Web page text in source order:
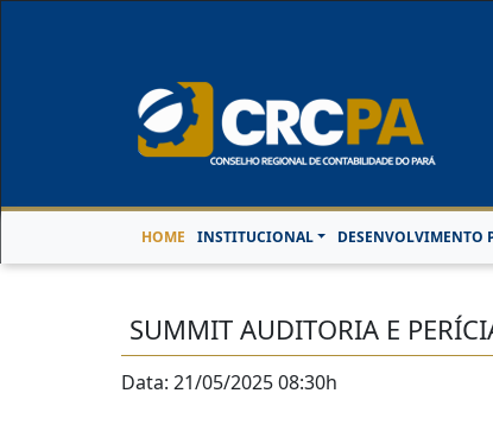
HOME INSTITUCIONAL DESENVOLVIMENTO
SUMMIT AUDITORIA E
Data: 21/05/2025 08:30h